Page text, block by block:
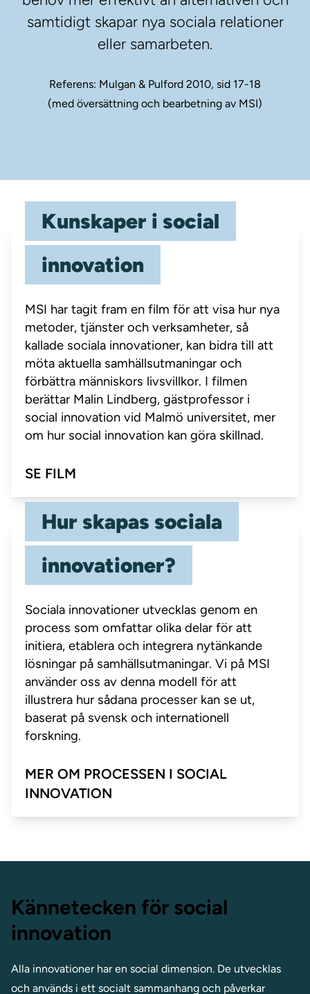
samtidigt skapar nya sociala relationer
eller samarbeten.
Referens: Mulgan & Pulford 2010, sid 17-18
(med översättning och bearbetning av MSI)
Kunskaper i social
innovation
MSI har tagit fram en film för att visa hur nya
metoder, tjänster och verksamheter, så
kallade sociala innovationer, kan bidra till att
möta aktuella samhällsutmaningar och
förbättra människors livsvillkor. I filmen
berättar Malin Lindberg, gästprofessor i
social innovation vid Malmö universitet, mer
om hur social innovation kan göra skillnad.
SE FILM
Hur skapas sociala
innovationer?
Sociala innovationer utvecklas genom en
process som omfattar olika delar för att
initiera, etablera och integrera nytänkande
lösningar på samhällsutmaningar. Vi på MSI
använder oss av denna modell för att
illustrera hur sådana processer kan se ut,
baserat på svensk och internationell
forskning.
MER OM PROCESSEN I SOCIAL
INNOVATION
Kännetecken för social
innovation
Alla innovationer har en social dimension. De utvecklas
och används i ett socialt sammanhang och påverkar